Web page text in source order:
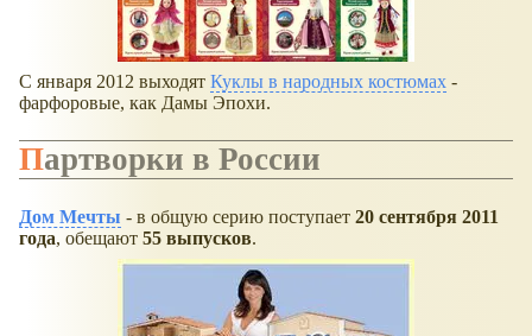
С января 2012 выходят Куклы в народных костюмах -
фарфоровые, как Дамы Эпохи.
Партворки в России
Дом Мечты - в общую серию поступает 20 сентября 2011
года, обещают 55 выпусков.